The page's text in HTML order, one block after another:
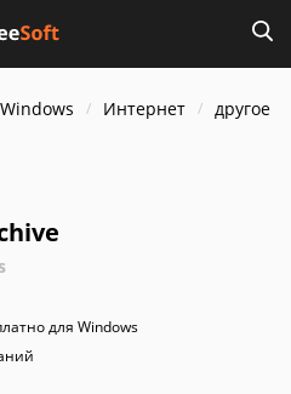
Windows Интернет
другое
для Windows